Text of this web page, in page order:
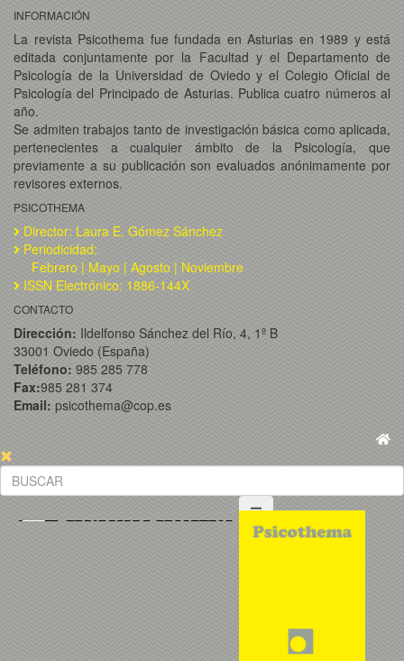
INFORMACIÓN
La revista Psicothema fue fundada en Asturias en 1989 y está
editada conjuntamente por la Facultad y el Departamento de
Psicología de la Universidad de Oviedo y el Colegio Oficial de
Psicología del Principado de Asturias. Publica cuatro números al
año.
Se admiten trabajos tanto de investigación básica como aplicada,
pertenecientes a cualquier ámbito de la Psicología, que
previamente a su publicación son evaluados anónimamente por
revisores externos.
PSICOTHEMA
Director: Laura E. Gómez Sánchez
Periodicidad:
Febrero | Mayo | Agosto | Noviembre
ISSN Electrónico: 1886-144X
CONTACTO
Dirección: Ildelfonso Sánchez del Río, 4, 1º B
33001 Oviedo (España)
Teléfono: 985 285 778
Fax:985 281 374
Email: psicothema@cop.es